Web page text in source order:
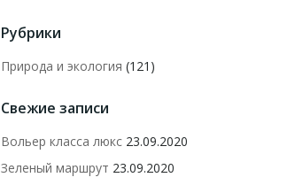
Рубрики
Природа и экология (121)
Свежие записи
Вольер класса люкс 23.09.2020
Зеленый маршрут 23.09.2020